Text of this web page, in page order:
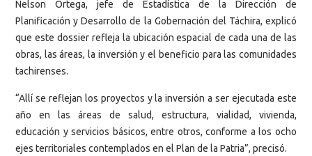
Nelson Ortega, jefe de Estadística de la Dirección de
Planificación y Desarrollo de la Gobernación del Táchira, explicó
que este dossier refleja la ubicación espacial de cada una de las
obras, las áreas, la inversión y el beneficio para las comunidades
tachirenses.
“Allí se reflejan los proyectos y la inversión a ser ejecutada este
año en las áreas de salud, estructura, vialidad, vivienda,
educación y servicios básicos, entre otros, conforme a los ocho
ejes territoriales contemplados en el Plan de la Patria”, precisó.